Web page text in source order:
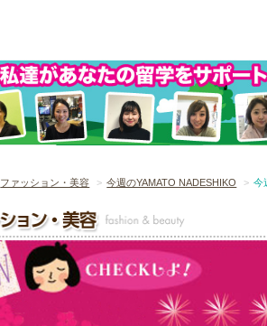
ファッション・美容 今週のYAMATO NADESHIKO 今